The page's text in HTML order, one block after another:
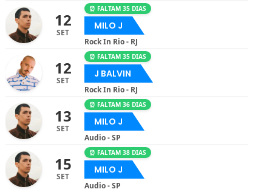
12
SET
⏰ FALTAM 35 DIAS
MILO J
Rock In Rio - RJ
12
SET
⏰ FALTAM 35 DIAS
J BALVIN
Rock In Rio - RJ
13
SET
⏰ FALTAM 36 DIAS
MILO J
Audio - SP
15
SET
⏰ FALTAM 38 DIAS
MILO J
Audio - SP